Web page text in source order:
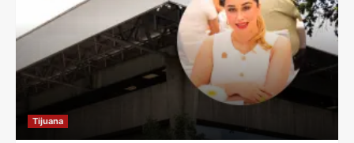
Tijuana